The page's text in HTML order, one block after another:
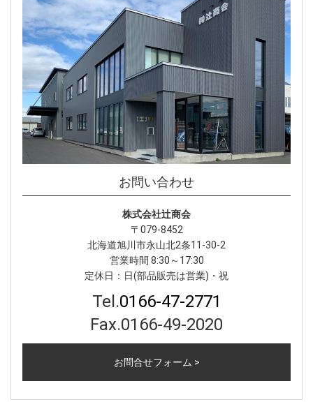
お問い合わせ
株式会社辻󠄀商会
〒079-8452
北海道旭川市永山北2条11-30-2
営業時間 8:30～17:30
定休日：日(部品販売は営業)・祝
Tel.0166-47-2771
Fax.0166-49-2020
お問合せフォーム >